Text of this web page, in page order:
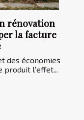
rénovation
la facture
des économies
l’effet...